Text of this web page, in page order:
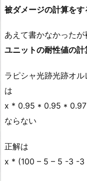
被ダメージの計算を
あえて書かなかった
ユニットの耐性値の
ラピシャ光跡光跡オ
は
x * 0.95 * 0.95 *
ならない
正解は
x * (100 – 5 – 5 -3 -3